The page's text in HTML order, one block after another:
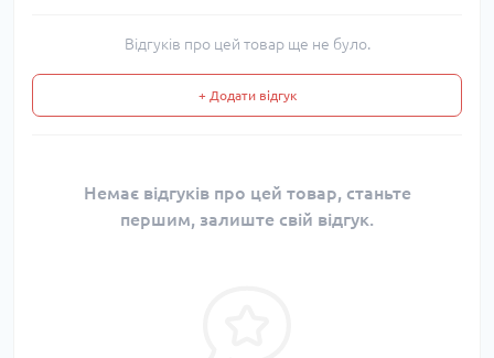
Відгуків про цей товар ще не було.
+ Додати відгук
Немає відгуків про цей товар, станьте
першим, залиште свій відгук.